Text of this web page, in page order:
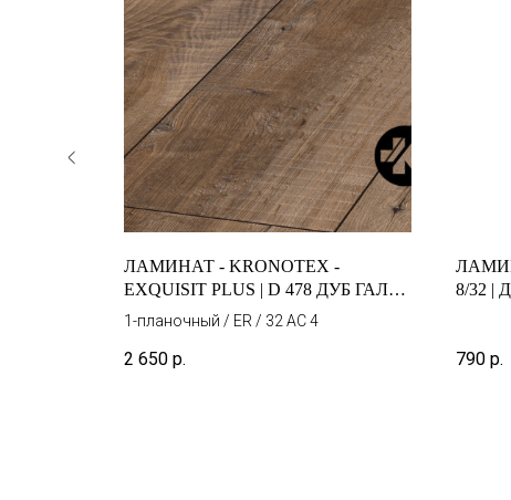
ЛАМИНАТ - KRONOTEX -
EXQUISIT PLUS | D 478 ДУБ ГАЛА
КОРИЧНЕВЫЙ
1-планочный / ER / 32 AC 4
2 650 р.
8/32 |
790 р.